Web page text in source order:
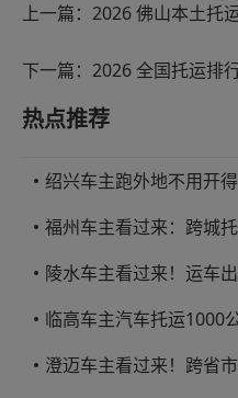
上一篇： 2026 佛山本土托
下一篇：
热点推荐